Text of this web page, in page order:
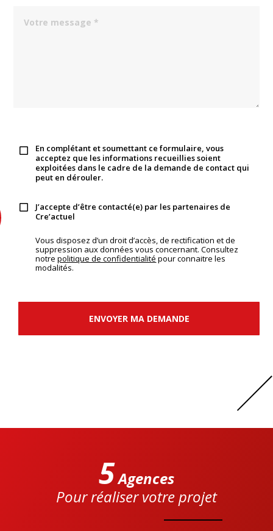
En complétant et soumettant ce formulaire, vous
acceptez que les informations recueillies soient
exploitées dans le cadre de la demande de contact qui
peut en dérouler.
J’accepte d’être contacté(e) par les partenaires de
Cre’actuel
Vous disposez d’un droit d’accès, de rectification et de
suppression aux données vous concernant. Consultez
notrepolitique de confidentialité pour connaitre les
modalités.
ENVOYER MA DEMANDE
5Agences
Pour réaliser votre projet